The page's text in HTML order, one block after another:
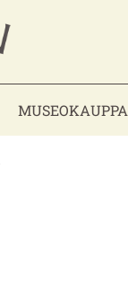
MUSEOKAUPPA